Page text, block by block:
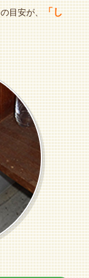
目安が、「し